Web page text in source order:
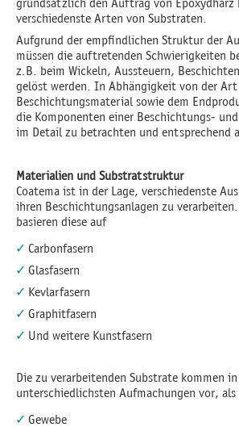
verschiedenste Arten von Substraten.
Aufgrund der empfindlichen Struktur der
müssen die auftretenden Schwierigkeiten
z.B. beim Wickeln, Aussteuern,
gelöst werden. In Abhängigkeit von der
Beschichtungsmaterial sowie dem
die Komponenten einer Beschichtungs-
im Detail zu betrachten und entsprechend
Materialien und Substratstruktur
Coatema ist in der Lage, verschiedenste
ihren Beschichtungsanlagen zu
basieren diese auf
Carbonfasern
Glasfasern
Kevlarfasern
Graphitfasern
Und weitere Kunstfasern
Die zu verarbeitenden Substrate kommen
unterschiedlichsten Aufmachungen vor, als
Gewebe